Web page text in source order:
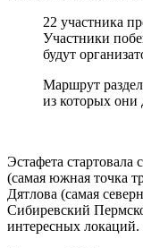
22 участника
Участники
будут
Маршрут
из которых они
Эстафета
(самая южная точка
Дятлова (самая
Сибиревский
интересных локаций.